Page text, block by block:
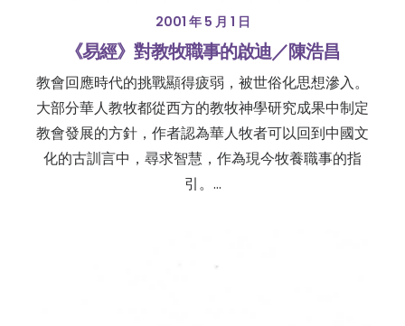
2001 年 5 月 1 日
《易經》對教牧職事的啟迪／陳浩昌
教會回應時代的挑戰顯得疲弱，被世俗化思想滲入。
大部分華人教牧都從西方的教牧神學研究成果中制定
教會發展的方針，作者認為華人牧者可以回到中國文
化的古訓言中，尋求智慧，作為現今牧養職事的指
引。…